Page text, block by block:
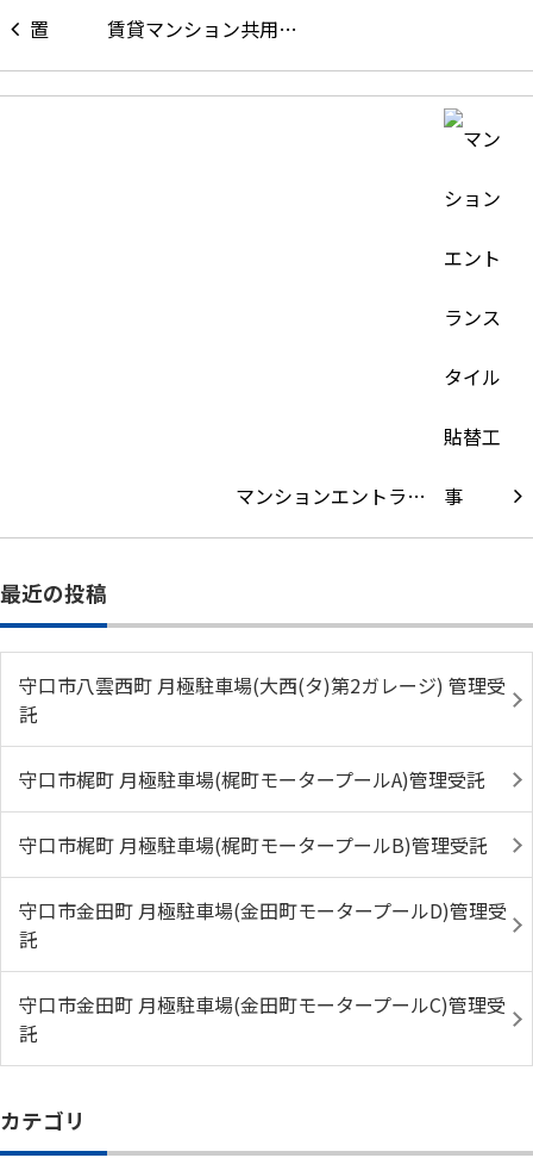
賃貸マンション共用…
マンションエントラ…
最近の投稿
守口市八雲西町 月極駐車場(大西(タ)第2ガレージ) 管理受
託
守口市梶町 月極駐車場(梶町モータープールA)管理受託
守口市梶町 月極駐車場(梶町モータープールB)管理受託
守口市金田町 月極駐車場(金田町モータープールD)管理受
託
守口市金田町 月極駐車場(金田町モータープールC)管理受
託
カテゴリ